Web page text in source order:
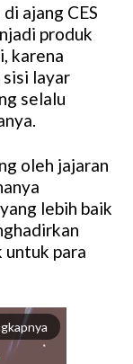
ajang CES
produk
karena
sisi layar
selalu
oleh jajaran
lebih baik
para